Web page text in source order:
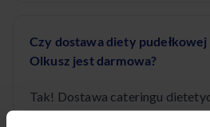
Czy dostawa diety
Olkusz jest darmowa?
Tak! Dostawa cateringu